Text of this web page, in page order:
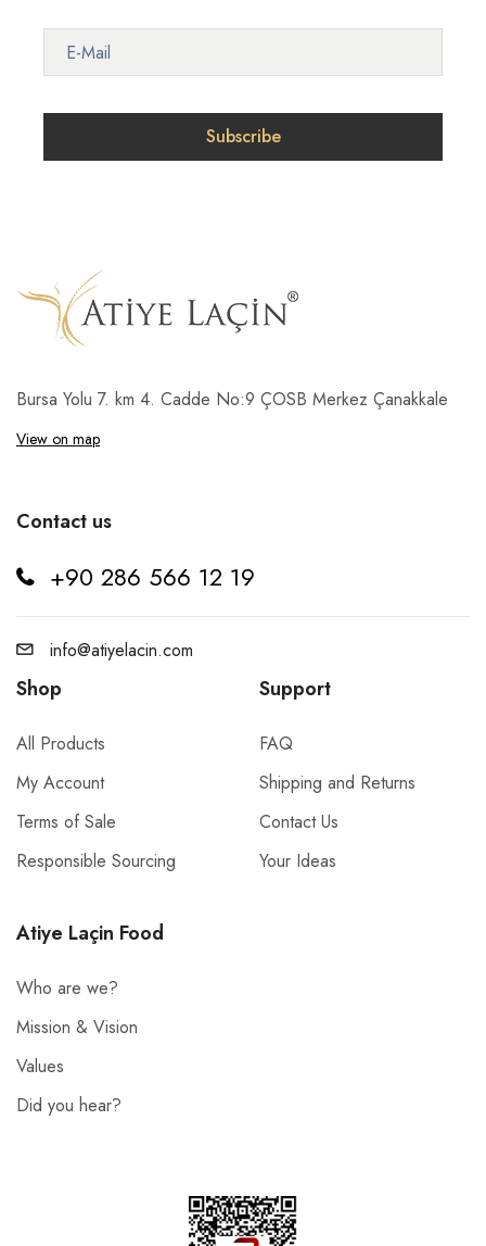
Bursa Yolu 7. km 4. Cadde No:9 ÇOSB Merkez Çanakkale
View on map
Contact us
+90 286 566 12 19
info@atiyelacin.com
Shop
All Products
My Account
Terms of Sale
Responsible Sourcing
Support
FAQ
Shipping and Returns
Contact Us
Your Ideas
Atiye Laçin Food
Who are we?
Mission & Vision
Values
Did you hear?